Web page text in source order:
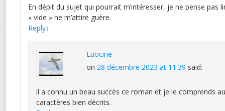
En dépit du sujet qui pourrait m’intéresser, je ne pense pas
« vide » ne m’attire guère.
Reply↓
Luocine
on 28 décembre 2023 at 11:39 said:
il a connu un beau succès ce roman et je le comprends
caractères bien décrits.